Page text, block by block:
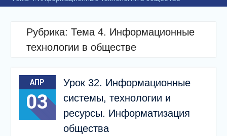
Рубрика: Тема 4. Информационные
технологии в обществе
АПР
03
Урок 32. Информационные
системы, технологии и
ресурсы. Информатизация
общества